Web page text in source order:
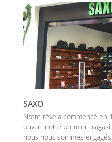
SAXO
Notre rêve a commencé en
ouvert notre premier
nous nous sommes